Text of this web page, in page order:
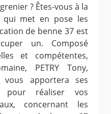
? Êtes-vous à la
qui met en pose les
de benne 37 est
un. Composé
et compétentes,
PETRY Tony,
apportera ses
pour réaliser vos
concernant les